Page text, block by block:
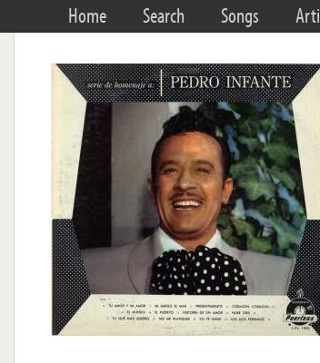
Home Search Songs